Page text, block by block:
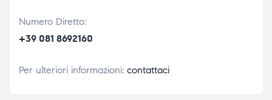
Numero Diretto:
+39 081 8692160
Per ulteriori informazioni: contattaci